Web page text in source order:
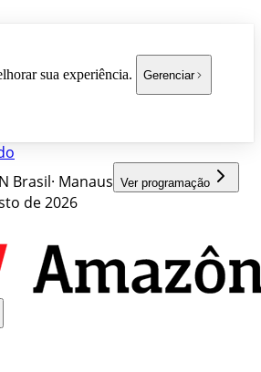
sua experiência. Gerenciar
Brasil· Manaus Ver programação
de 2026